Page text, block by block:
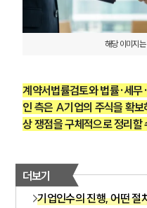
해당 이미지
계약서법률검토와 법률·세무
인 측은 A기업의 주식을 확
상 쟁점을 구체적으로 정리할
더보기
기업인수의 진행, 어떤 절